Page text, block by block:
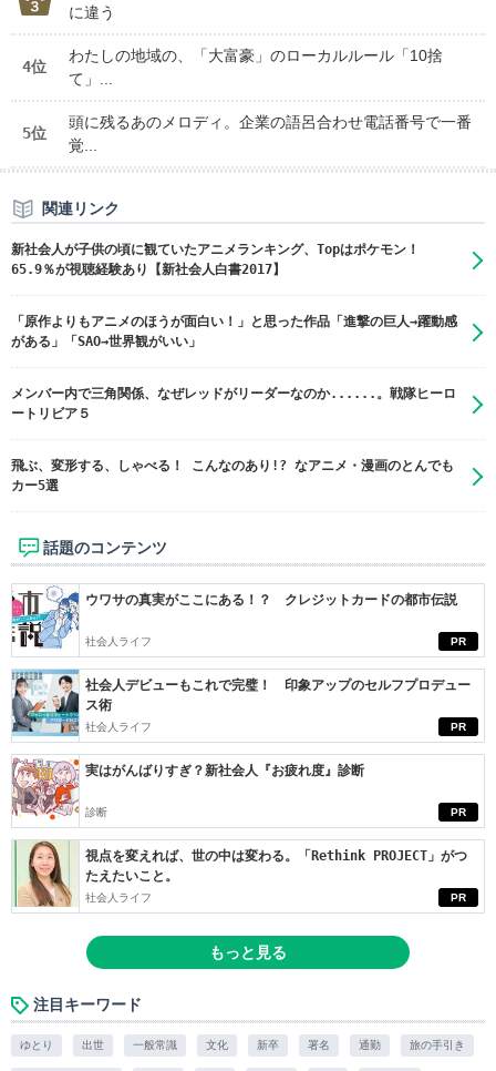
に違う
4位
わたしの地域の、「大富豪」のローカルルール「10捨
て」...
5位
頭に残るあのメロディ。企業の語呂合わせ電話番号で一番
覚...
関連リンク
新社会人が子供の頃に観ていたアニメランキング、Topはポケモン！
65.9％が視聴経験あり【新社会人白書2017】
「原作よりもアニメのほうが面白い！」と思った作品「進撃の巨人→躍動感
がある」「SAO→世界観がいい」
メンバー内で三角関係、なぜレッドがリーダーなのか......。戦隊ヒーロ
ートリビア５
飛ぶ、変形する、しゃべる！ こんなのあり!? なアニメ・漫画のとんでも
カー5選
話題のコンテンツ
PR
ウワサの真実がここにある！？ クレジットカードの都市伝説
社会人ライフ
PR
社会人デビューもこれで完璧！ 印象アップのセルフプロデュー
ス術
社会人ライフ
PR
実はがんばりすぎ？新社会人『お疲れ度』診断
診断
PR
視点を変えれば、世の中は変わる。「Rethink PROJECT」がつ
たえたいこと。
社会人ライフ
もっと見る
注目キーワード
ゆとり 出世 一般常識 文化 新卒 署名 通勤 旅の手引き